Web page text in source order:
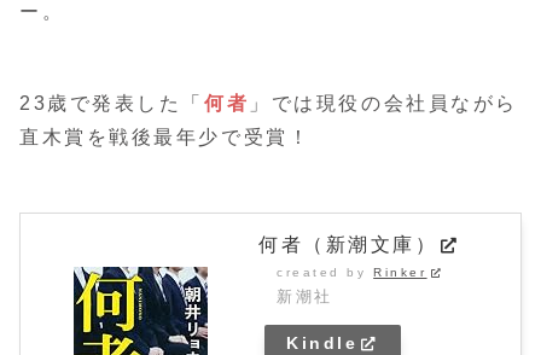
ー。
23歳で発表した「何者 」では現役の会社員ながら
直木賞を戦後最年少で受賞！
何者（新潮文庫）
created by Rinker
新潮社
Kindle